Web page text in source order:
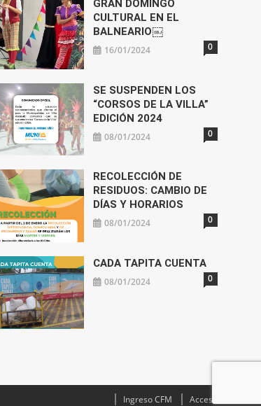
GRAN DOMINGO
CULTURAL EN EL
BALNEARIO￼
16/01/2024 0
SE SUSPENDEN LOS
“CORSOS DE LA VILLA”
EDICIÓN 2024
08/01/2024 0
RECOLECCIÓN DE
RESIDUOS: CAMBIO DE
DÍAS Y HORARIOS
08/01/2024 0
CADA TAPITA CUENTA
08/01/2024 0
Ingreso CFM Acceso